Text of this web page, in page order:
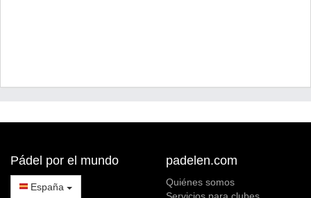
Pádel por el mundo
España
padelen.com
Quiénes somos